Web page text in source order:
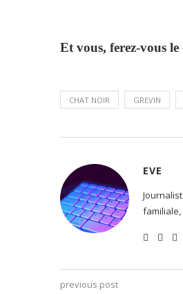
Et vous, ferez-vous
CHAT NOIR GREVIN
EVE
familiale,
previous post